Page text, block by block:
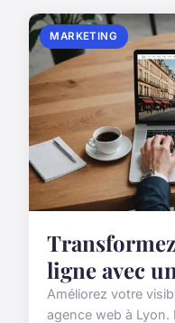
MARKETING
ligne avec
Améliorez votre
agence web à Lyon.